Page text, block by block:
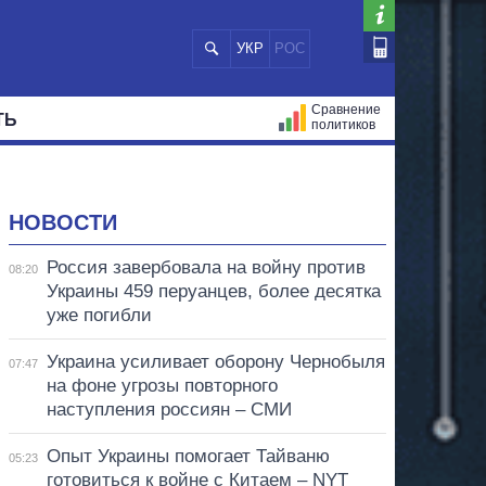
УКР РОС
Сравнение
политиков
НОВОСТИ
08:20
Россия завербовала на войну против
Украины 459 перуанцев, более десятка
уже погибли
07:47
Украина усиливает оборону Чернобыля
на фоне угрозы повторного
наступления россиян – СМИ
05:23
Опыт Украины помогает Тайваню
готовиться к войне с Китаем – NYT